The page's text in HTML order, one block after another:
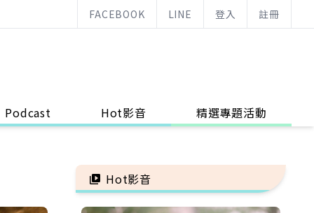
FACEBOOK LINE 登入 註冊
Podcast Hot影音 精選專題活動
Hot影音